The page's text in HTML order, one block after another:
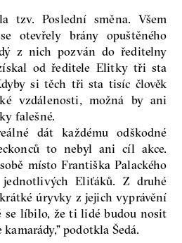
tzv. Poslední směna. Všem
otevřely brány opuštěného
z nich pozván do ředitelny
od ředitele Elitky tři sta
si těch tři sta tisíc člověk
vzdálenosti, možná by ani
falešné.
dát každému odškodné
to nebyl ani cíl akce.
místo Františka Palackého
Eliťáků. Z druhé
úryvky z jejich vyprávění
se líbilo, že ti lidé budou nosit
podotkla Šedá.